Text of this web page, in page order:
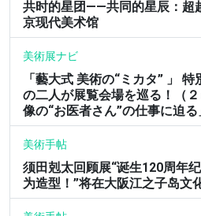
共时的星团——共同的星辰：超
京现代美术馆
美術展ナビ
「藝大式 美術の“ミカタ” 」
の二人が展覧会場を巡る！（
像の“お医者さん”の仕事に迫る
美術手帖
须田剋太回顾展“诞生120周年
为造型！”将在大阪江之子岛文